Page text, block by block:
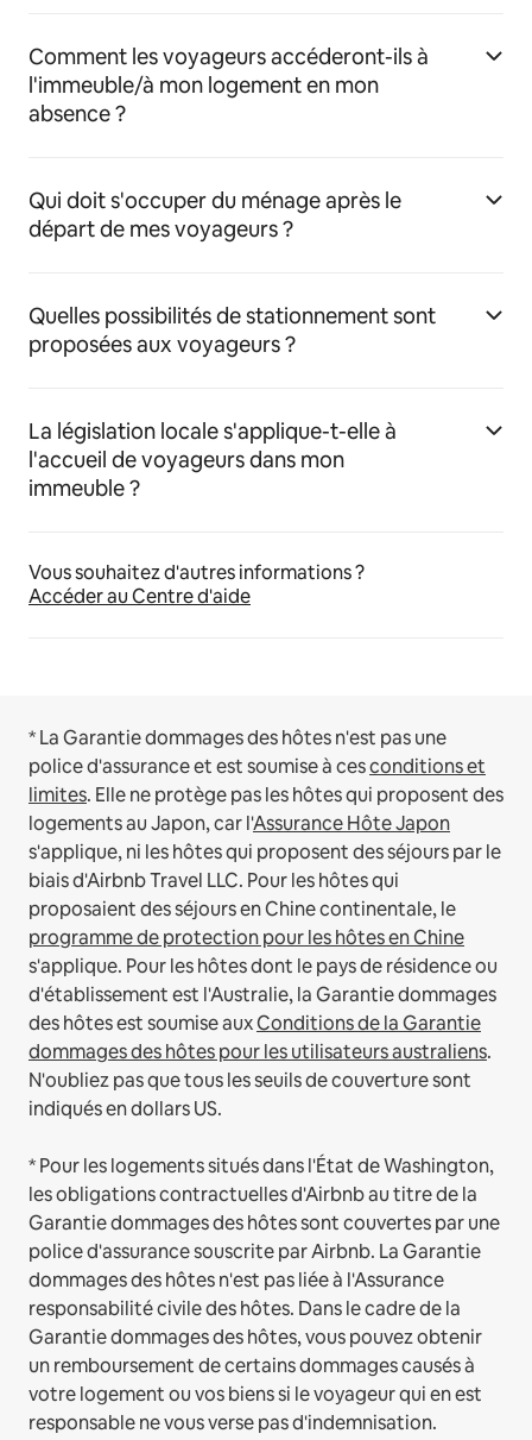
Comment les voyageurs accéderont-ils à
l'immeuble/à mon logement en mon
absence ?
Qui doit s'occuper du ménage après le
départ de mes voyageurs ?
Quelles possibilités de stationnement sont
proposées aux voyageurs ?
La législation locale s'applique-t-elle à
l'accueil de voyageurs dans mon
immeuble ?
Vous souhaitez d'autres informations ?
Accéder au Centre d'aide
* La Garantie dommages des hôtes n'est pas une
police d'assurance et est soumise à cesconditions et
limites. Elle ne protège pas les hôtes qui proposent des
logements au Japon, car l'Assurance Hôte Japon
s'applique, ni les hôtes qui proposent des séjours par le
biais d'Airbnb Travel LLC. Pour les hôtes qui
proposaient des séjours en Chine continentale, le
programme de protection pour les hôtes en Chine
s'applique. Pour les hôtes dont le pays de résidence ou
d'établissement est l'Australie, la Garantie dommages
des hôtes est soumise auxConditions de la Garantie
dommages des hôtes pour les utilisateurs australiens.
N'oubliez pas que tous les seuils de couverture sont
indiqués en dollars US.
* Pour les logements situés dans l'État de Washington,
les obligations contractuelles d'Airbnb au titre de la
Garantie dommages des hôtes sont couvertes par une
police d'assurance souscrite par Airbnb. La Garantie
dommages des hôtes n'est pas liée à l'Assurance
responsabilité civile des hôtes. Dans le cadre de la
Garantie dommages des hôtes, vous pouvez obtenir
un remboursement de certains dommages causés à
votre logement ou vos biens si le voyageur qui en est
responsable ne vous verse pas d'indemnisation.